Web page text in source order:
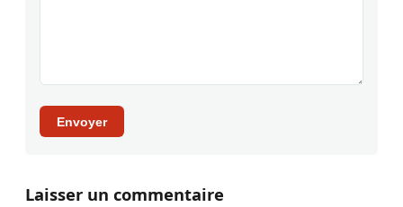
Envoyer
Laisser un commentaire